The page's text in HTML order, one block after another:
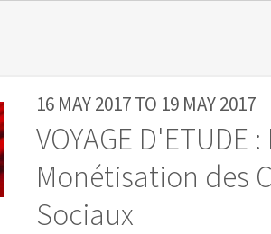
16 MAY 2017TO 19 MAY 2017
VOYAGE
Monétisation des
Sociaux